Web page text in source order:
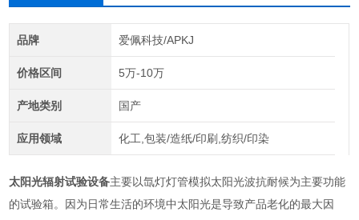
品牌 爱佩科技/APKJ
价格区间 5万-10万
产地类别 国产
应用领域 化工,包装/造纸/印刷,纺织/印染
太阳光辐射试验设备主要以氙灯灯管模拟太阳光波抗耐候为主要功能
的试验箱。因为日常生活的环境中太阳光是导致产品老化的最大因